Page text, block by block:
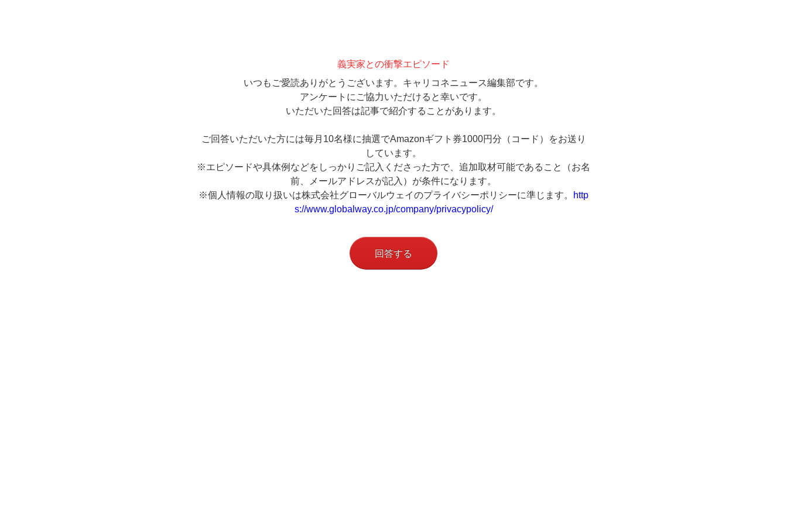
義実家との衝撃エピソード
いつもご愛読ありがとうございます。キャリコネニュース編集部です。
アンケートにご協力いただけると幸いです。
いただいた回答は記事で紹介することがあります。
ご回答いただいた方には毎月10名様に抽選でAmazonギフト券1000円分（コード）をお送り
しています。
※エピソードや具体例などをしっかりご記入くださった方で、追加取材可能であること（お名
前、メールアドレスが記入）が条件になります。
※個人情報の取り扱いは株式会社グローバルウェイのプライバシーポリシーに準じます。
http
s://www.globalway.co.jp/company/privacypolicy/
回答する